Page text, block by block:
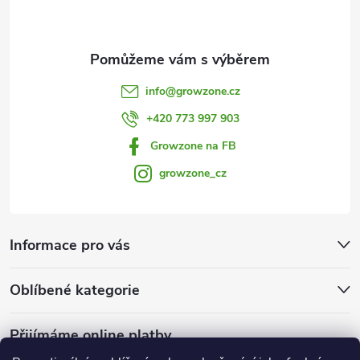
info@growzone.cz
+420 773 997 903
Growzone na FB
growzone_cz
Informace pro vás
Oblíbené kategorie
Přijímáme online platby